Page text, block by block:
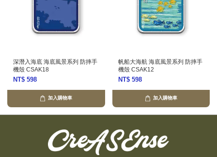
深潛入海底 海底風景系列 防摔手
機殼 CSAK18
NT$ 598
加入購物車
帆船大海航 海底風景系列 防摔手
機殼 CSAK12
NT$ 598
加入購物車